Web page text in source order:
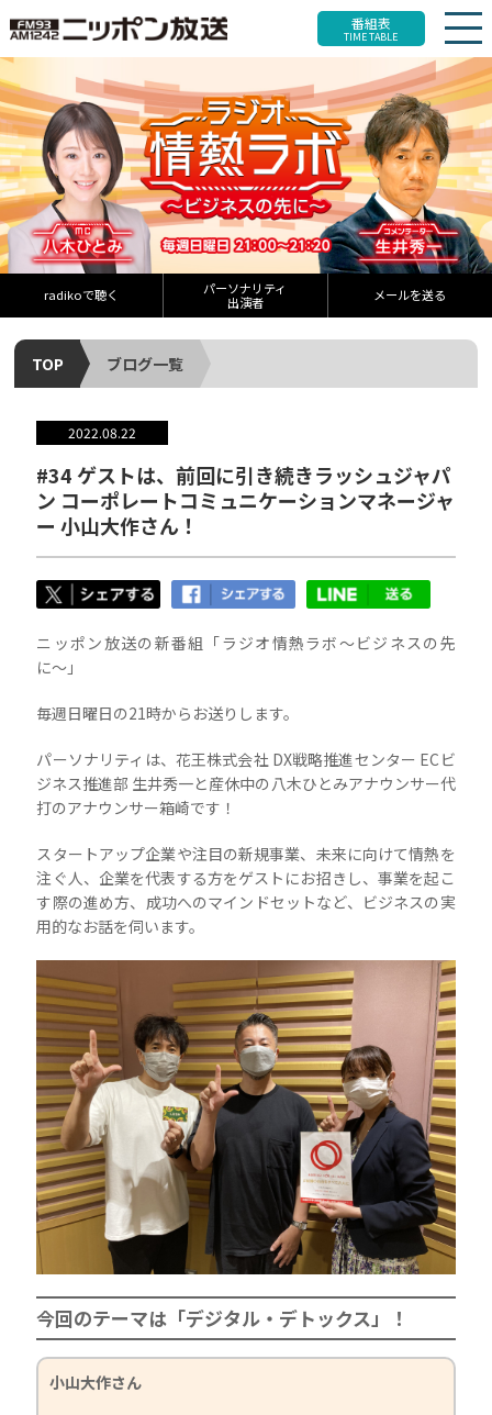
番組表
TIME TABLE
radikoで聴く
パーソナリティ
出演者
メールを送る
TOP ブログ一覧
2022.08.22
#34 ゲストは、前回に引き続きラッシュジャパ
ン コーポレートコミュニケーションマネージャ
ー 小山大作さん！
ニッポン放送の新番組「ラジオ情熱ラボ〜ビジネスの先
に〜」
毎週日曜日の21時からお送りします。
パーソナリティは、花王株式会社 DX戦略推進センター ECビ
ジネス推進部 生井秀一と産休中の八木ひとみアナウンサー代
打のアナウンサー箱崎です！
スタートアップ企業や注目の新規事業、未来に向けて情熱を
注ぐ人、企業を代表する方をゲストにお招きし、事業を起こ
す際の進め方、成功へのマインドセットなど、ビジネスの実
用的なお話を伺います。
今回のテーマは「デジタル・デトックス」！
小山大作さん